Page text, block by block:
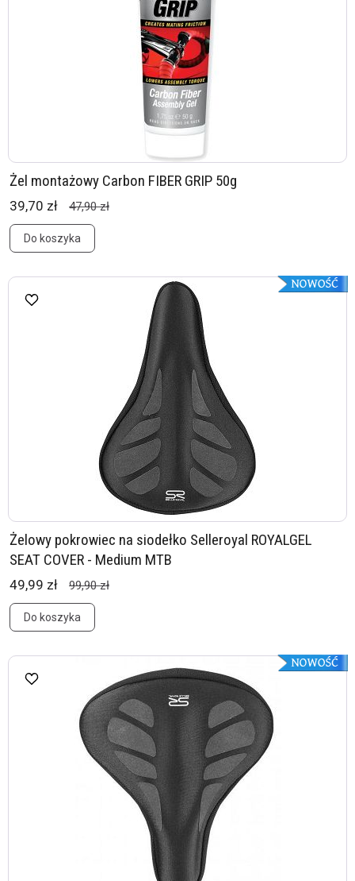
Żel montażowy Carbon FIBER GRIP 50g
39,70 zł 47,90 zł
Do koszyka
Żelowy pokrowiec na siodełko Selleroyal ROYALGEL
SEAT COVER - Medium MTB
49,99 zł 99,90 zł
Do koszyka